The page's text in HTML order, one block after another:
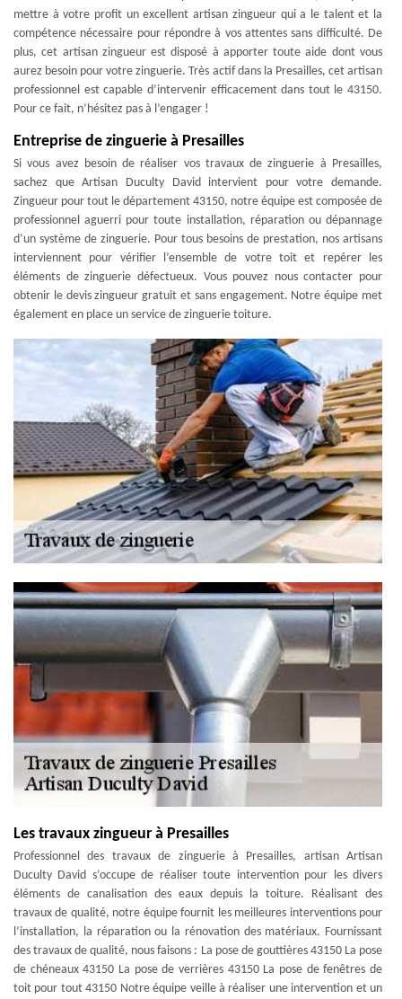
mettre à votre profit un excellent artisan zingueur qui a le talent et la
compétence nécessaire pour répondre à vos attentes sans difficulté. De
plus, cet artisan zingueur est disposé à apporter toute aide dont vous
aurez besoin pour votre zinguerie. Très actif dans la Presailles, cet artisan
professionnel est capable d’intervenir efficacement dans tout le 43150.
Pour ce fait, n’hésitez pas à l’engager !
Entreprise de zinguerie à Presailles
Si vous avez besoin de réaliser vos travaux de zinguerie à Presailles,
sachez que Artisan Duculty David intervient pour votre demande.
Zingueur pour tout le département 43150, notre équipe est composée de
professionnel aguerri pour toute installation, réparation ou dépannage
d’un système de zinguerie. Pour tous besoins de prestation, nos artisans
interviennent pour vérifier l’ensemble de votre toit et repérer les
éléments de zinguerie défectueux. Vous pouvez nous contacter pour
obtenir le devis zingueur gratuit et sans engagement. Notre équipe met
également en place un service de zinguerie toiture.
Les travaux zingueur à Presailles
Professionnel des travaux de zinguerie à Presailles, artisan Artisan
Duculty David s’occupe de réaliser toute intervention pour les divers
éléments de canalisation des eaux depuis la toiture. Réalisant des
travaux de qualité, notre équipe fournit les meilleures interventions pour
l’installation, la réparation ou la rénovation des matériaux. Fournissant
des travaux de qualité, nous faisons : La pose de gouttières 43150 La pose
de chéneaux 43150 La pose de verrières 43150 La pose de fenêtres de
toit pour tout 43150 Notre équipe veille à réaliser une intervention et un